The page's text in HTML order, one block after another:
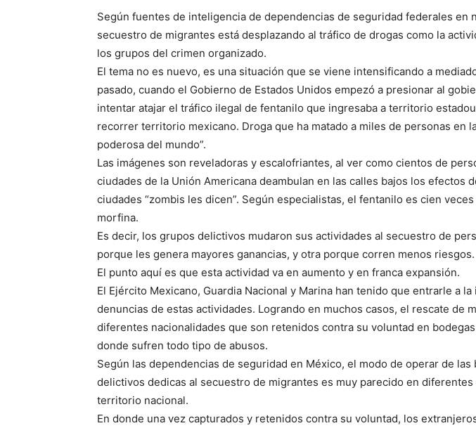
Según fuentes de inteligencia de dependencias de seguridad federales en
secuestro de migrantes está desplazando al tráfico de drogas como la
los grupos del crimen organizado.
El tema no es nuevo, es una situación que se viene intensificando a
pasado, cuando el Gobierno de Estados Unidos empezó a presionar al
intentar atajar el tráfico ilegal de fentanilo que ingresaba a territorio
recorrer territorio mexicano. Droga que ha matado a miles de personas en
poderosa del mundo”.
Las imágenes son reveladoras y escalofriantes, al ver como cientos de
ciudades de la Unión Americana deambulan en las calles bajos los efectos
ciudades “zombis les dicen”. Según especialistas, el fentanilo es cien
morfina.
Es decir, los grupos delictivos mudaron sus actividades al secuestro de
porque les genera mayores ganancias, y otra porque corren menos riesgos.
El punto aquí es que esta actividad va en aumento y en franca expansión.
El Ejército Mexicano, Guardia Nacional y Marina han tenido que entrarle a
denuncias de estas actividades. Logrando en muchos casos, el rescate de
diferentes nacionalidades que son retenidos contra su voluntad en
donde sufren todo tipo de abusos.
Según las dependencias de seguridad en México, el modo de operar de las
delictivos dedicas al secuestro de migrantes es muy parecido en
territorio nacional.
En donde una vez capturados y retenidos contra su voluntad, los